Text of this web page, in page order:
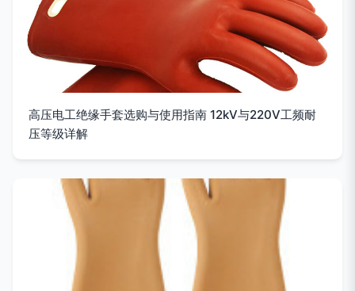
高压电工绝缘手套选购与使用指南 12kV与220V工频耐
压等级详解